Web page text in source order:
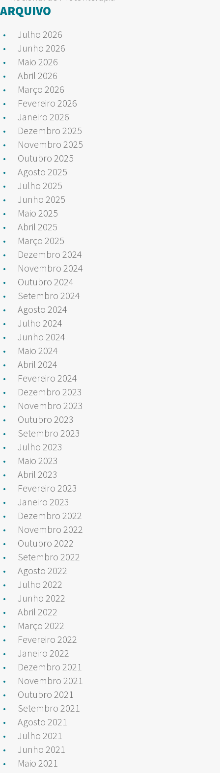
ARQUIVO
Julho 2026
Junho 2026
Maio 2026
Abril 2026
Março 2026
Fevereiro 2026
Janeiro 2026
Dezembro 2025
Novembro 2025
Outubro 2025
Agosto 2025
Julho 2025
Junho 2025
Maio 2025
Abril 2025
Março 2025
Dezembro 2024
Novembro 2024
Outubro 2024
Setembro 2024
Agosto 2024
Julho 2024
Junho 2024
Maio 2024
Abril 2024
Fevereiro 2024
Dezembro 2023
Novembro 2023
Outubro 2023
Setembro 2023
Julho 2023
Maio 2023
Abril 2023
Fevereiro 2023
Janeiro 2023
Dezembro 2022
Novembro 2022
Outubro 2022
Setembro 2022
Agosto 2022
Julho 2022
Junho 2022
Abril 2022
Março 2022
Fevereiro 2022
Janeiro 2022
Dezembro 2021
Novembro 2021
Outubro 2021
Setembro 2021
Agosto 2021
Julho 2021
Junho 2021
Maio 2021